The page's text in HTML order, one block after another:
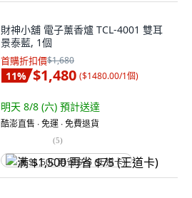
財神小舖 電子薰香爐 TCL-4001 雙耳
景泰藍, 1個
首購折扣價$1,680
11% $1,480 ($1480.00/1個)
明天 8/8 (六) 預計送達
酷澎直售 ∙ 免運 ∙ 免費退貨
(5)
满 $1,500 再省 $75 (王道卡)